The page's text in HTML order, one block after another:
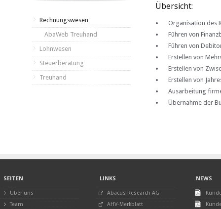
Rechnungswesen
AbaWeb Treuhand
Lohnwesen
Steuerberatung
Treuhand
Übersicht:
Organisation des
Führen von
Führen von
Erstellen von
Erstellen von
Erstellen von
Ausarbeitung
Übernahme der
SEITEN
Über uns
Team
LINKS
Abacus Research AG
AHV-Merkblatt
NEWS